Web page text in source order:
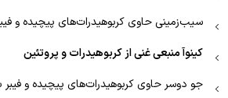
سیب‌زمینی حاوی کربوهیدرات‌های پیچیده و
کینوآ منبعی غنی از کربوهیدرات و پروتئین
جو دوسر حاوی کربوهیدرات‌های پیچیده و فیبر